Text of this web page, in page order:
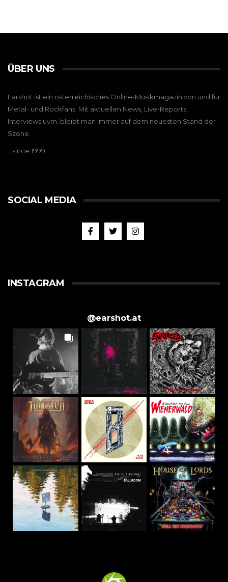
ÜBER UNS
Earshot ist ein österreichisches Online-Musikmagazin von und für
Metal- und Rockfans. Mit aktuellen News, Live-Reports,
Interviews uvm. bleibt man immer auf dem neuesten Stand der
Szene.
…since 1999
SOCIAL MEDIA
INSTAGRAM
@earshot.at